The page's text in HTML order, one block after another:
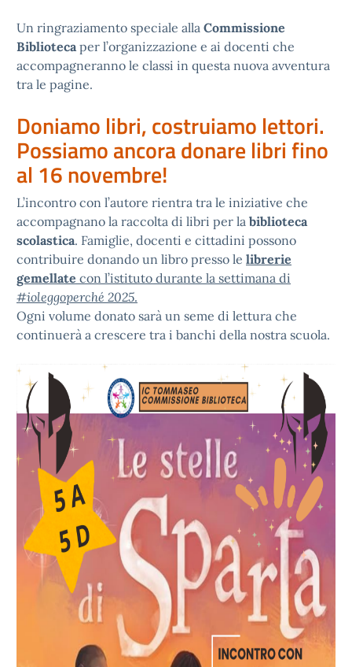
Un ringraziamento speciale alla Commissione
Bibliotecaper l’organizzazione e ai docenti che
accompagneranno le classi in questa nuova avventura
tra le pagine.
Doniamo libri, costruiamo lettori.
Possiamo ancora donare libri fino
al 16 novembre!
L’incontro con l’autore rientra tra le iniziative che
accompagnano la raccolta di libri per la biblioteca
scolastica. Famiglie, docenti e cittadini possono
contribuire donando un libro presso le librerie
gemellate con l’istituto durante la settimana di
#ioleggoperché 2025.
Ogni volume donato sarà un seme di lettura che
continuerà a crescere tra i banchi della nostra scuola.